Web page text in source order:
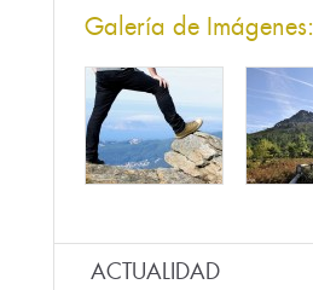
Galería de Imágenes:
ACTUALIDAD